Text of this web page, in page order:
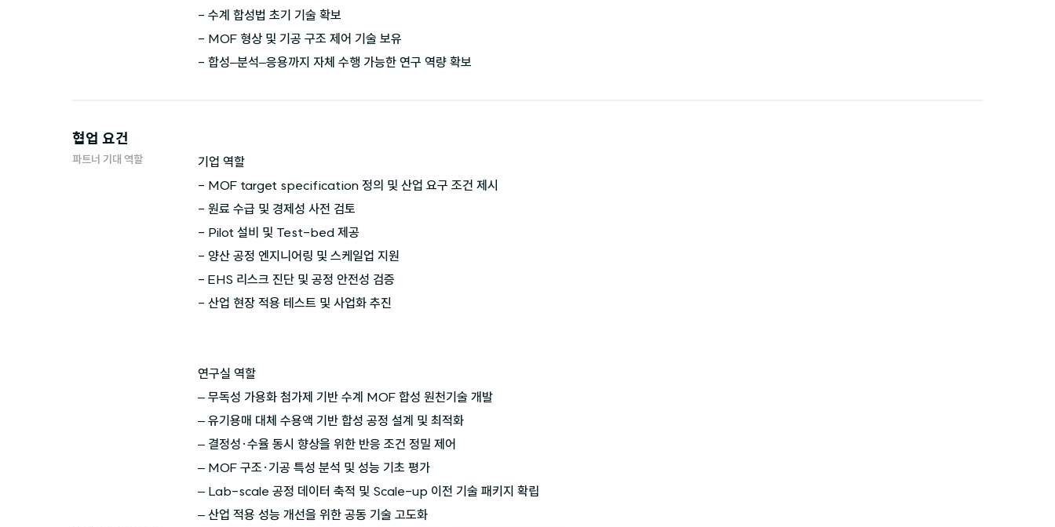
- 수계 합성법 초기 기술 확보
- MOF 형상 및 기공 구조 제어 기술 보유
- 합성–분석–응용까지 자체 수행 가능한 연구 역량 확보
협업 요건
파트너 기대 역할
기업 역할
- MOF target specification 정의 및 산업 요구 조건 제시
- 원료 수급 및 경제성 사전 검토
- Pilot 설비 및 Test-bed 제공
- 양산 공정 엔지니어링 및 스케일업 지원
- EHS 리스크 진단 및 공정 안전성 검증
- 산업 현장 적용 테스트 및 사업화 추진
연구실 역할
– 무독성 가용화 첨가제 기반 수계 MOF 합성 원천기술 개발
– 유기용매 대체 수용액 기반 합성 공정 설계 및 최적화
– 결정성·수율 동시 향상을 위한 반응 조건 정밀 제어
– MOF 구조·기공 특성 분석 및 성능 기초 평가
– Lab-scale 공정 데이터 축적 및 Scale-up 이전 기술 패키지 확립
– 산업 적용 성능 개선을 위한 공동 기술 고도화